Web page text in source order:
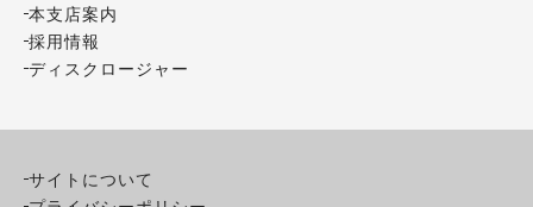
本支店案内
採用情報
ディスクロージャー
サイトについて